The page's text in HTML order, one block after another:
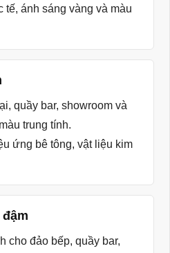
tế, ánh sáng vàng và màu
quầy bar, showroom và
trung tính.
ứng bê tông, vật liệu kim
cho đảo bếp, quầy bar,